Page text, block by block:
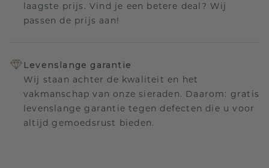
laagste prijs. Vind je een betere deal? Wij
passen de prijs aan!
Levenslange garantie
Wij staan achter de kwaliteit en het
vakmanschap van onze sieraden. Daarom: gratis
levenslange garantie tegen defecten die u voor
altijd gemoedsrust bieden.